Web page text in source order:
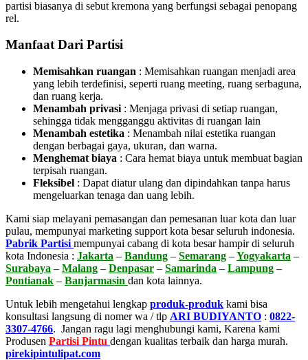
partisi biasanya di sebut kremona yang berfungsi sebagai penopang
rel.
Manfaat Dari Partisi
Memisahkan ruangan : Memisahkan ruangan menjadi area
yang lebih terdefinisi, seperti ruang meeting, ruang serbaguna,
dan ruang kerja.
Menambah privasi : Menjaga privasi di setiap ruangan,
sehingga tidak mengganggu aktivitas di ruangan lain
Menambah estetika : Menambah nilai estetika ruangan
dengan berbagai gaya, ukuran, dan warna.
Menghemat biaya : Cara hemat biaya untuk membuat bagian
terpisah ruangan.
Fleksibel : Dapat diatur ulang dan dipindahkan tanpa harus
mengeluarkan tenaga dan uang lebih.
Kami siap melayani pemasangan dan pemesanan luar kota dan luar
pulau, mempunyai marketing support kota besar seluruh indonesia.
Pabrik Partisi mempunyai cabang di kota besar hampir di seluruh
kota Indonesia : Jakarta –Bandung–Semarang–Yogyakarta –
Surabaya –Malang–Denpasar–Samarinda –Lampung–
Pontianak–Banjarmasin dan kota lainnya.
Untuk lebih mengetahui lengkap produk-produk kami bisa
konsultasi langsung di nomer wa / tlp ARI BUDIYANTO : 0822-
3307-4766. Jangan ragu lagi menghubungi kami, Karena kami
Produsen Partisi Pintu dengan kualitas terbaik dan harga murah.
pirekipintulipat.com